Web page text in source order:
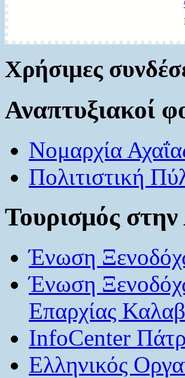
Χρήσιμες
Αναπτυξιακοί
Νομαρχία
Πολιτιστική
Τουρισμός στην
Ένωση
Ένωση
Επαρχίας
InfoCenter
Ελληνικός